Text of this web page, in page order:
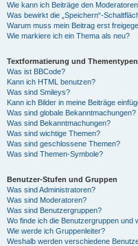
Wie kann ich Beiträge den
Was bewirkt die „Speichern“-
Warum muss mein Beitrag erst
Wie markiere ich ein Thema als neu?
Textformatierung und Thementypen
Was ist BBCode?
Kann ich HTML benutzen?
Was sind Smileys?
Kann ich Bilder in meine Beiträge
Was sind globale Bekanntmachungen?
Was sind Bekanntmachungen?
Was sind wichtige Themen?
Was sind geschlossene Themen?
Was sind Themen-Symbole?
Benutzer-Stufen und Gruppen
Was sind Administratoren?
Was sind Moderatoren?
Was sind Benutzergruppen?
Wo finde ich die Benutzergruppen und
Wie werde ich Gruppenleiter?
Weshalb werden verschiedene